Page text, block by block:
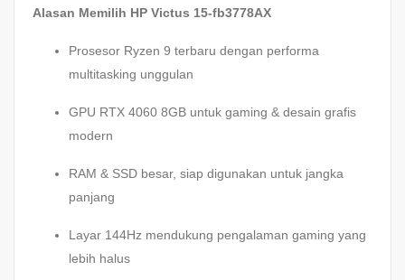
Alasan Memilih HP Victus 15-fb3778AX
Prosesor Ryzen 9 terbaru dengan performa
multitasking unggulan
GPU RTX 4060 8GB untuk gaming & desain grafis
modern
RAM & SSD besar, siap digunakan untuk jangka
panjang
Layar 144Hz mendukung pengalaman gaming yang
lebih halus